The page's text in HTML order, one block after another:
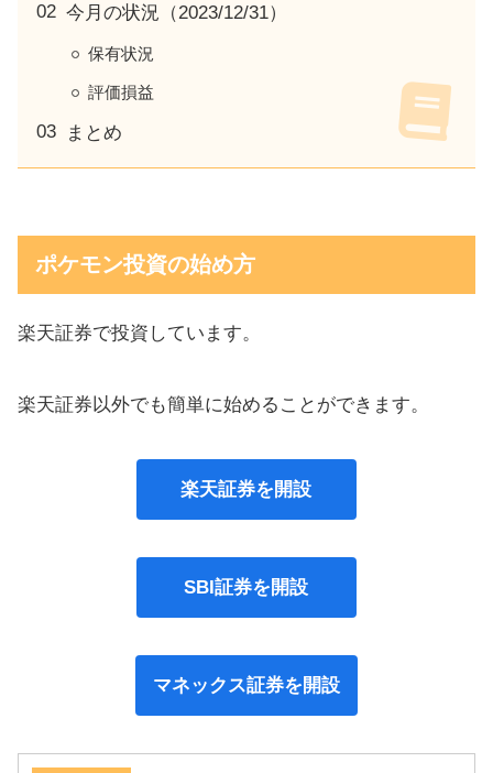
今月の状況（2023/12/31）
保有状況
評価損益
まとめ
ポケモン投資の始め方
楽天証券で投資しています。
楽天証券以外でも簡単に始めることができます。
楽天証券を開設
SBI証券を開設
マネックス証券を開設